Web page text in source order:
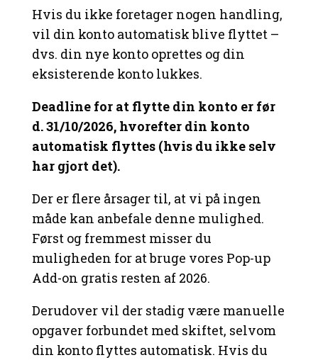
Hvis du ikke foretager nogen handling,
vil din konto automatisk blive flyttet –
dvs. din nye konto oprettes og din
eksisterende konto lukkes.
Deadline for at flytte din konto er før
d. 31/10/2026, hvorefter din konto
automatisk flyttes (hvis du ikke selv
har gjort det).
Der er flere årsager til, at vi på ingen
måde kan anbefale denne mulighed.
Først og fremmest misser du
muligheden for at bruge vores Pop-up
Add-on gratis resten af 2026.
Derudover vil der stadig være manuelle
opgaver forbundet med skiftet, selvom
din konto flyttes automatisk. Hvis du